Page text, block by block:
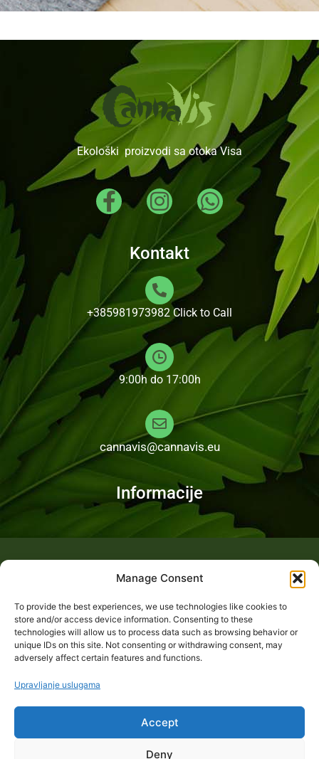
Manage Consent
To provide the best experiences, we use technologies like cookies to
store and/or access device information. Consenting to these
technologies will allow us to process data such as browsing behavior or
unique IDs on this site. Not consenting or withdrawing consent, may
adversely affect certain features and functions.
Upravljanje uslugama
Accept
Deny
Ekološki proizvodi sa otoka Visa
Kontakt
+385981973982 Click to Call
9:00h do 17:00h
cannavis@cannavis.eu
Informacije
Fotogalerija